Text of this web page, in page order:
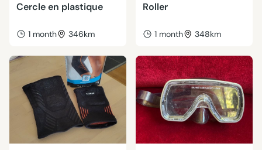
Cercle en plastique
1 month 346km
Roller
1 month 348km